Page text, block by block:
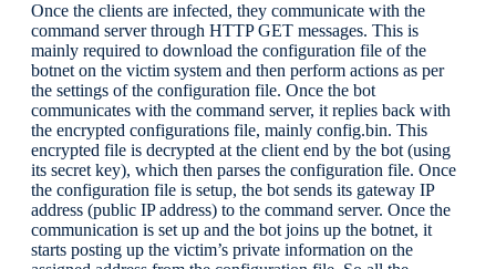
Once the clients are infected, they communicate with the
command server through HTTP GET messages. This is
mainly required to download the configuration file of the
botnet on the victim system and then perform actions as per
the settings of the configuration file. Once the bot
communicates with the command server, it replies back with
the encrypted configurations file, mainly config.bin. This
encrypted file is decrypted at the client end by the bot (using
its secret key), which then parses the configuration file. Once
the configuration file is setup, the bot sends its gateway IP
address (public IP address) to the command server. Once the
communication is set up and the bot joins up the botnet, it
starts posting up the victim’s private information on the